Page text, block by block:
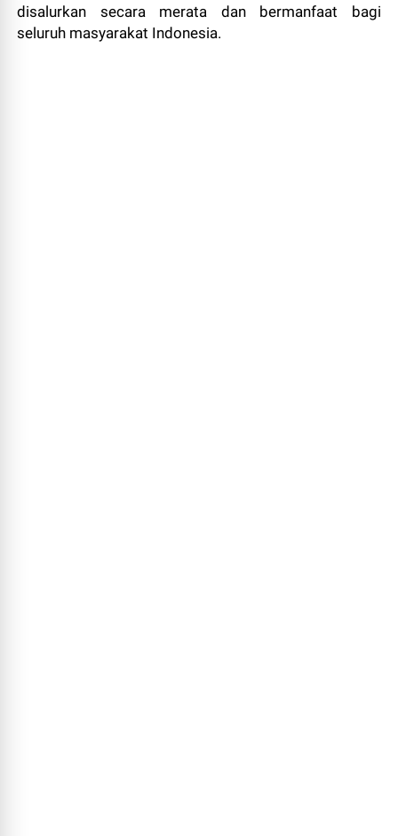
disalurkan secara merata dan bermanfaat bagi
seluruh masyarakat Indonesia.